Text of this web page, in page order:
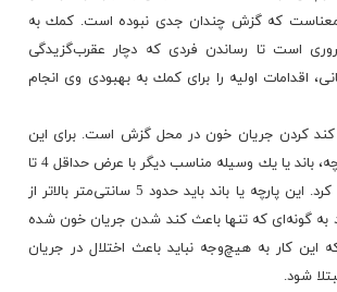
معناست كه گزش چندان جدی نبوده است. كمك به
است تا رساندن فردی كه دچار عقرب‌گزیدگی
اقدامات اولیه را برای كمك به بهبودی وی انجام
كند كردن جریان خون در محل گزش است. برای این
كار می‌توان از یك پارچه، باند یا یك وسیله مناسب دیگر با عرض حداقل 4 تا
5 سانتی‌متر استفاده كرد. این پارچه یا باند باید حدود 5 سانتی‌متر بالاتر از
گونه‌ای كه تنها باعث كند شدن جریان خون شده
این كار به هیچ‌وجه نباید باعث اختلال در جریان
شود.